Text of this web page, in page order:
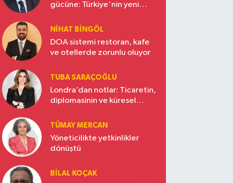
gücüne: Türkiye'nin yeni
NIHAT BINGÖL
DOA sistemi restoran, kafe
ve otellerde zorunlu oluyor
TUBA SARAÇOĞLU
Londra’dan notlar: Ticaretin,
diplomasinin ve küresel
Türkiye’nin yükselen gücü
TÜMAY MERCAN
Yöneticilikte yetkinlikler
dönüştü
BILAL KOÇAK